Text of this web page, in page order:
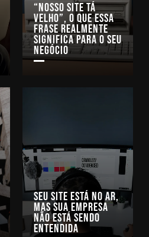
“Nosso site tá
velho”, o que essa
frase realmente
significa para o seu
negócio
Seu site está no ar,
mas sua empresa
não está sendo
entendida